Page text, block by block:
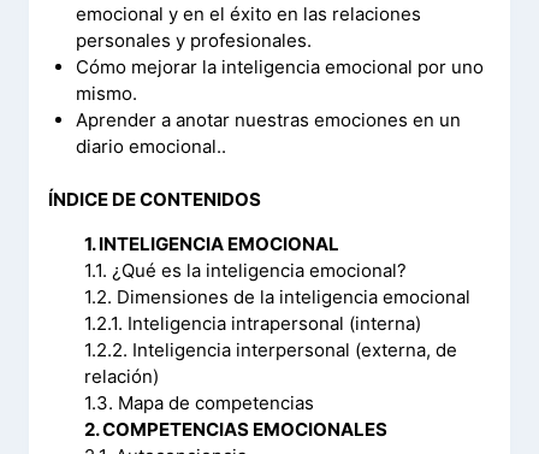
emocional y en el éxito en las relaciones
personales y profesionales.
Cómo mejorar la inteligencia emocional por uno
mismo.
Aprender a anotar nuestras emociones en un
diario emocional..
ÍNDICE DE CONTENIDOS
1. INTELIGENCIA EMOCIONAL
1.1. ¿Qué es la inteligencia emocional?
1.2. Dimensiones de la inteligencia emocional
1.2.1. Inteligencia intrapersonal (interna)
1.2.2. Inteligencia interpersonal (externa, de
relación)
1.3. Mapa de competencias
2. COMPETENCIAS EMOCIONALES